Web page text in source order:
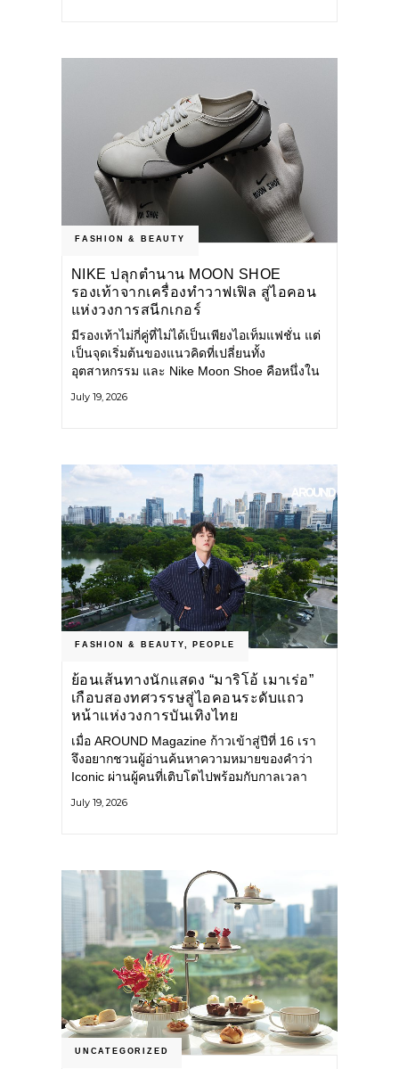
FASHION & BEAUTY
NIKE ปลุกตำนาน MOON SHOE
รองเท้าจากเครื่องทำวาฟเฟิล สู่ไอคอน
แห่งวงการสนีกเกอร์
มีรองเท้าไม่กี่คู่ที่ไม่ได้เป็นเพียงไอเท็มแฟชั่น แต่
เป็นจุดเริ่มต้นของแนวคิดที่เปลี่ยนทั้ง
อุตสาหกรรม และ Nike Moon Shoe คือหนึ่งใน
ศตวรรษก่อน กำลังกลับมาอีกครั้ง พร้อมพาเรื่อง
July 19, 2026
FASHION & BEAUTY, PEOPLE
ย้อนเส้นทางนักแสดง “มาริโอ้ เมาเร่อ”
เกือบสองทศวรรษสู่ไอคอนระดับแถว
หน้าแห่งวงการบันเทิงไทย
เมื่อ AROUND Magazine ก้าวเข้าสู่ปีที่ 16 เรา
จึงอยากชวนผู้อ่านค้นหาความหมายของคำว่า
Iconic ผ่านผู้คนที่เติบโตไปพร้อมกับกาลเวลา
คือ มาริโอ้ เมาเร่อ
July 19, 2026
UNCATEGORIZED